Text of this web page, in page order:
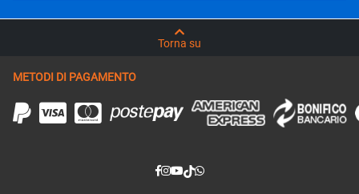
Torna su
METODI DI PAGAMENTO